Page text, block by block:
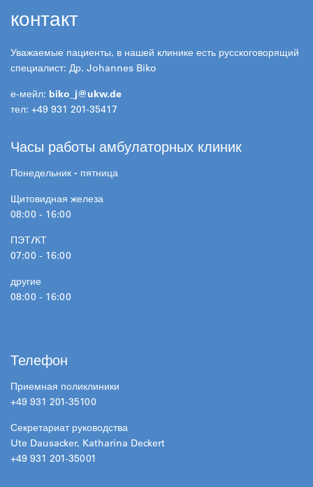
контакт
Уважаемые пациенты, в нашей клинике есть русскоговорящий
специалист: Др. Johannes Biko
е-мейл: biko_j@ukw.de
тел: +49 931 201-35417
Часы работы амбулаторных клиник
Понедельник - пятница
Щитовидная железа
08:00 - 16:00
ПЭТ/КТ
07:00 - 16:00
другие
08:00 - 16:00
Телефон
Приемная поликлиники
+49 931 201-35100
Секретариат руководства
Ute Dausacker, Katharina Deckert
+49 931 201-35001